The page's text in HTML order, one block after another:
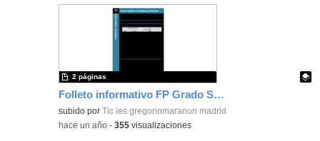
Folleto informativo FP Grado Superior Marketing y Publicidad - curso 25/26 IESGM
Contenido educativo.
subido porTic ies gregoriomaranon madrid
2 páginas
-hace un año -355 visualizaciones